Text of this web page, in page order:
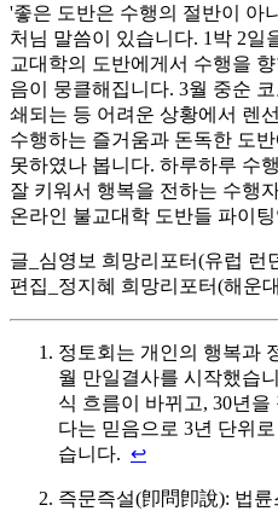
'좋은 도반은 수행의 절반이 아
처님 말씀이 있습니다. 1박 2일
교대학의 도반에게서 수행을
음이 뭉클해집니다. 3월 중순
쇄되는 등 어려운 상황에서 렌
수행하는 즐거움과 돈독한 도
못하였나 봅니다. 하루하루 수
잘 키워서 행복을 전하는 수행
온라인 불교대학 도반들 파이
글_심영보 희망리포터(유럽 런
편집_정지혜 희망리포터(해운
정토회는 개인의 행복과
월 만일결사를 시작했습
식 흐름이 바뀌고, 30년
다는 믿음으로 3년 단위
습니다. ↩
즉문즉설(卽問卽說): 법